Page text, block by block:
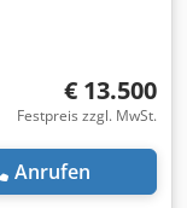
€ 13.500
Festpreis zzgl. MwSt.
Anrufen